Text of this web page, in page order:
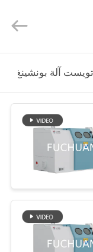
آلة
آلة بونشينغ